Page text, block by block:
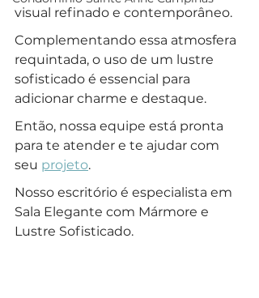
visual refinado e contemporâneo.
Complementando essa atmosfera
requintada, o uso de um lustre
sofisticado é essencial para
adicionar charme e destaque.
Então, nossa equipe está pronta
para te atender e te ajudar com
seu projeto.
Nosso escritório é especialista em
Sala Elegante com Mármore e
Lustre Sofisticado.